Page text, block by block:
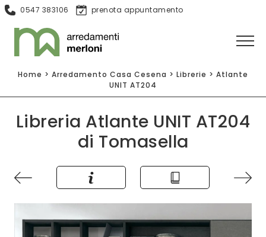
0547 383106 prenota appuntamento
Home > Arredamento Casa Cesena > Librerie > Atlante
UNIT AT204
Libreria Atlante UNIT AT204
di Tomasella